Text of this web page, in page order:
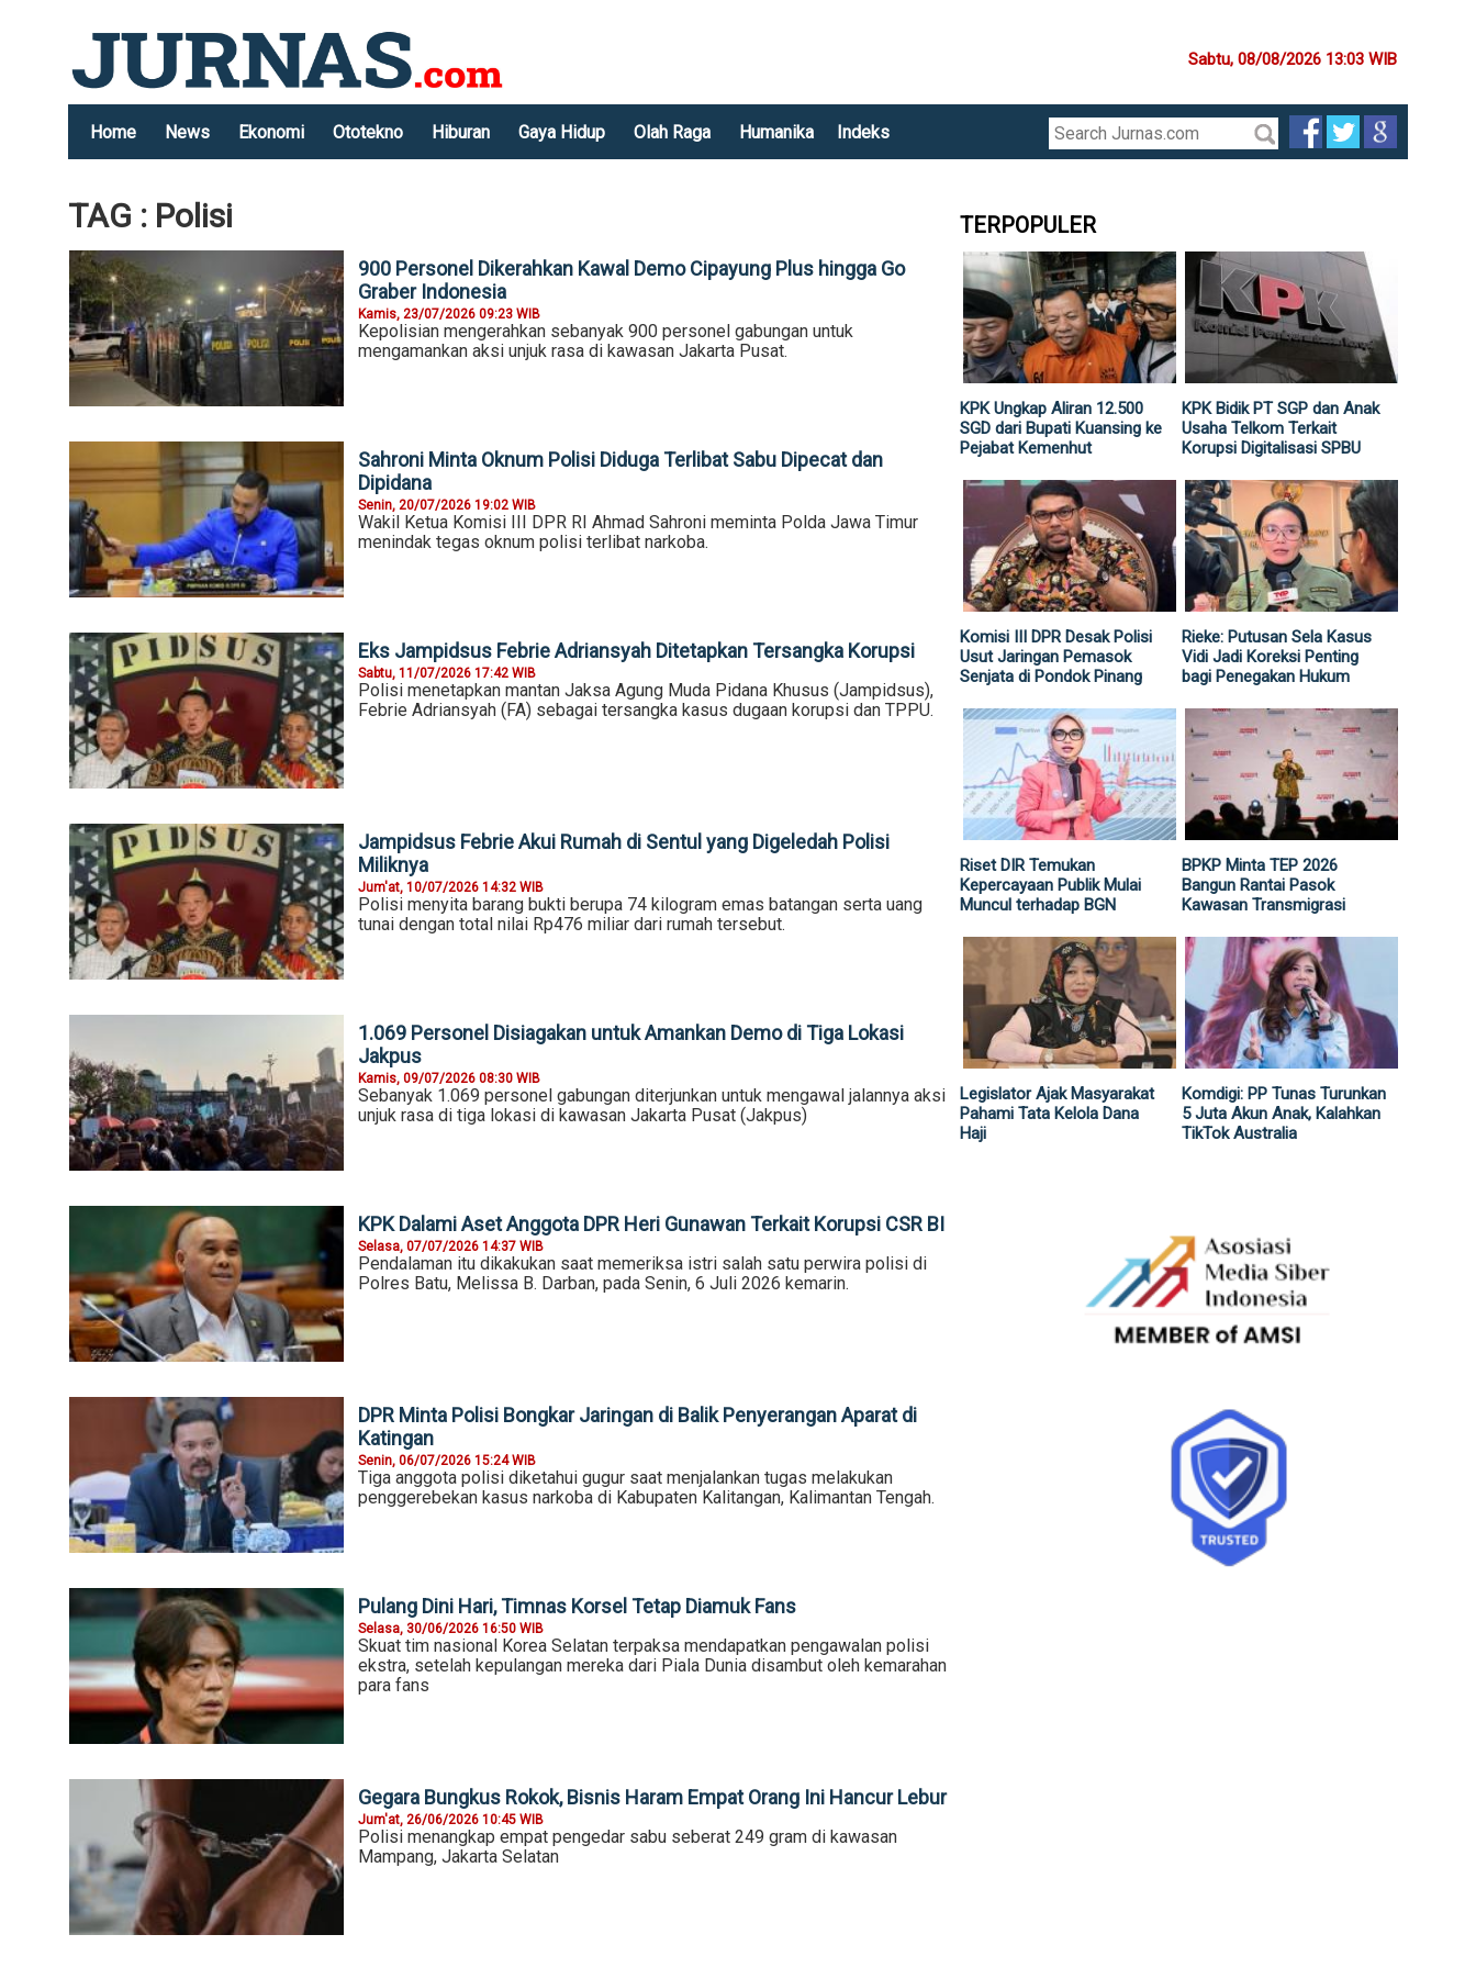
Sabtu, 08/08/2026 13:03 WIB
Home News Ekonomi Ototekno Hiburan Gaya Hidup Olah Raga Humanika Indeks
TAG : Polisi
900 Personel Dikerahkan Kawal Demo Cipayung Plus hingga Go
Graber Indonesia
Kamis, 23/07/2026 09:23 WIB
Kepolisian mengerahkan sebanyak 900 personel gabungan untuk
mengamankan aksi unjuk rasa di kawasan Jakarta Pusat.
Sahroni Minta Oknum Polisi Diduga Terlibat Sabu Dipecat dan
Dipidana
Senin, 20/07/2026 19:02 WIB
Wakil Ketua Komisi III DPR RI Ahmad Sahroni meminta Polda Jawa Timur
menindak tegas oknum polisi terlibat narkoba.
Eks Jampidsus Febrie Adriansyah Ditetapkan Tersangka Korupsi
Sabtu, 11/07/2026 17:42 WIB
Polisi menetapkan mantan Jaksa Agung Muda Pidana Khusus (Jampidsus),
Febrie Adriansyah (FA) sebagai tersangka kasus dugaan korupsi dan TPPU.
Jampidsus Febrie Akui Rumah di Sentul yang Digeledah Polisi
Miliknya
Jum'at, 10/07/2026 14:32 WIB
Polisi menyita barang bukti berupa 74 kilogram emas batangan serta uang
tunai dengan total nilai Rp476 miliar dari rumah tersebut.
1.069 Personel Disiagakan untuk Amankan Demo di Tiga Lokasi
Jakpus
Kamis, 09/07/2026 08:30 WIB
Sebanyak 1.069 personel gabungan diterjunkan untuk mengawal jalannya aksi
unjuk rasa di tiga lokasi di kawasan Jakarta Pusat (Jakpus)
KPK Dalami Aset Anggota DPR Heri Gunawan Terkait Korupsi CSR BI
Selasa, 07/07/2026 14:37 WIB
Pendalaman itu dikakukan saat memeriksa istri salah satu perwira polisi di
Polres Batu, Melissa B. Darban, pada Senin, 6 Juli 2026 kemarin.
DPR Minta Polisi Bongkar Jaringan di Balik Penyerangan Aparat di
Katingan
Senin, 06/07/2026 15:24 WIB
Tiga anggota polisi diketahui gugur saat menjalankan tugas melakukan
penggerebekan kasus narkoba di Kabupaten Kalitangan, Kalimantan Tengah.
Pulang Dini Hari, Timnas Korsel Tetap Diamuk Fans
Selasa, 30/06/2026 16:50 WIB
Skuat tim nasional Korea Selatan terpaksa mendapatkan pengawalan polisi
ekstra, setelah kepulangan mereka dari Piala Dunia disambut oleh kemarahan
para fans
Gegara Bungkus Rokok, Bisnis Haram Empat Orang Ini Hancur Lebur
Jum'at, 26/06/2026 10:45 WIB
Polisi menangkap empat pengedar sabu seberat 249 gram di kawasan
Mampang, Jakarta Selatan
TERPOPULER
KPK Ungkap Aliran 12.500
SGD dari Bupati Kuansing ke
Pejabat Kemenhut
KPK Bidik PT SGP dan Anak
Usaha Telkom Terkait
Korupsi Digitalisasi SPBU
Komisi III DPR Desak Polisi
Usut Jaringan Pemasok
Senjata di Pondok Pinang
Rieke: Putusan Sela Kasus
Vidi Jadi Koreksi Penting
bagi Penegakan Hukum
Riset DIR Temukan
Kepercayaan Publik Mulai
Muncul terhadap BGN
BPKP Minta TEP 2026
Bangun Rantai Pasok
Kawasan Transmigrasi
Legislator Ajak Masyarakat
Pahami Tata Kelola Dana
Haji
Komdigi: PP Tunas Turunkan
5 Juta Akun Anak, Kalahkan
TikTok Australia